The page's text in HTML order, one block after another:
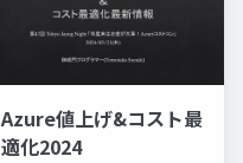
Azure値上げ&コスト最
適化2024